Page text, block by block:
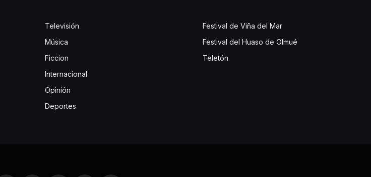
Televisión
Música
Ficcion
Internacional
Opinión
Deportes
Festival de Viña del Mar
Festival del Huaso de Olmué
Teletón